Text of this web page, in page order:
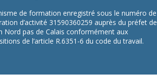
de formation enregistré sous le numéro de
d’activité 31590360259 auprès du préfet de
Nord pas de Calais conformément aux
de l’article R.6351-6 du code du travail.